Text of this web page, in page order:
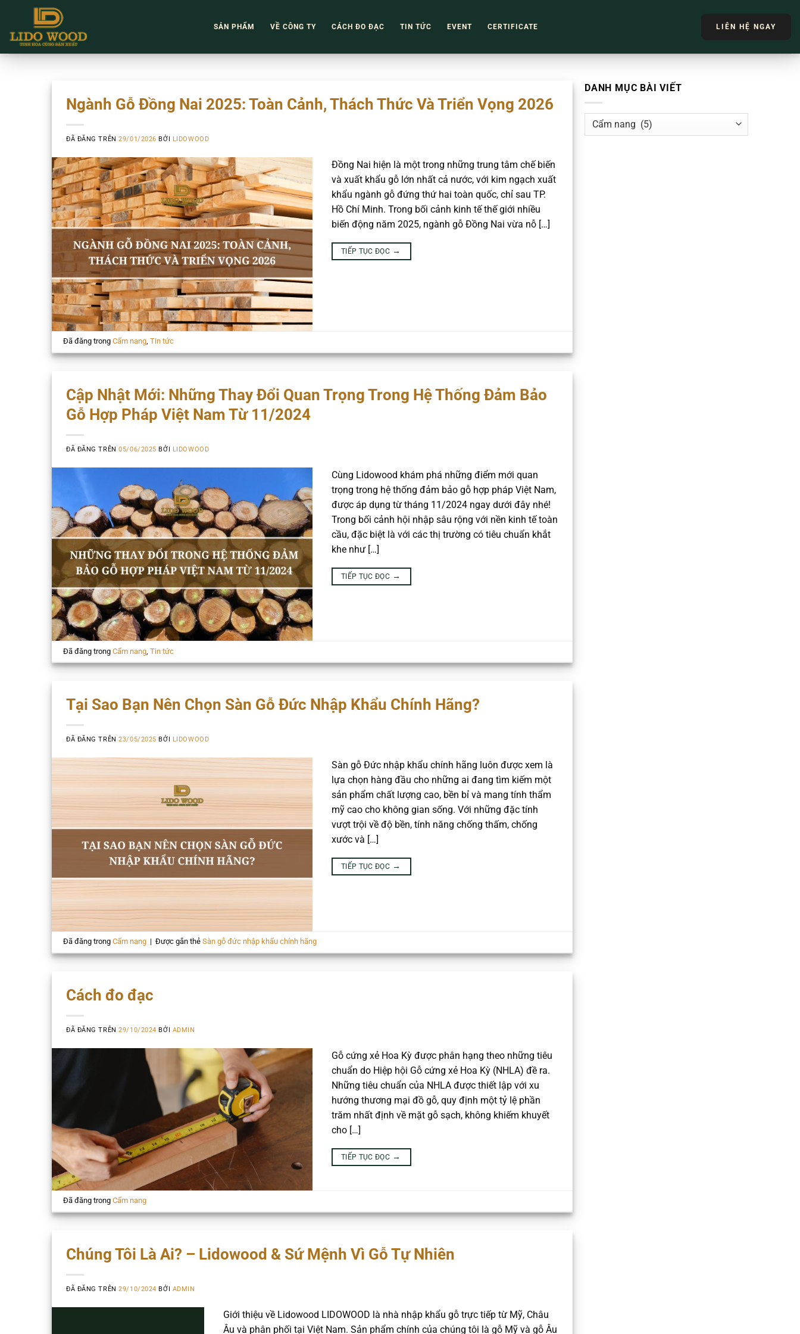
nội
dung
SẢN PHẨM VỀ CÔNG TY CÁCH ĐO ĐẠC TIN TỨC EVENT CERTIFICATE LIÊN HỆ NGAY
Ngành Gỗ Đồng Nai 2025: Toàn Cảnh, Thách Thức Và Triển Vọng 2026
ĐÃ ĐĂNG TRÊN29/01/2026 BỞI LIDOWOOD
Đồng Nai hiện là một trong những trung tâm chế biến
và xuất khẩu gỗ lớn nhất cả nước, với kim ngạch xuất
khẩu ngành gỗ đứng thứ hai toàn quốc, chỉ sau TP.
Hồ Chí Minh. Trong bối cảnh kinh tế thế giới nhiều
biến động năm 2025, ngành gỗ Đồng Nai vừa nỗ […]
TIẾP TỤC ĐỌC →
Đã đăng trongCẩm nang,Tin tức
Cập Nhật Mới: Những Thay Đổi Quan Trọng Trong Hệ Thống Đảm Bảo
Gỗ Hợp Pháp Việt Nam Từ 11/2024
ĐÃ ĐĂNG TRÊN05/06/2025 BỞI LIDOWOOD
Cùng Lidowood khám phá những điểm mới quan
trọng trong hệ thống đảm bảo gỗ hợp pháp Việt Nam,
được áp dụng từ tháng 11/2024 ngay dưới đây nhé!
Trong bối cảnh hội nhập sâu rộng với nền kinh tế toàn
cầu, đặc biệt là với các thị trường có tiêu chuẩn khắt
khe như […]
TIẾP TỤC ĐỌC →
Đã đăng trongCẩm nang ,Tin tức
Tại Sao Bạn Nên Chọn Sàn Gỗ Đức Nhập Khẩu Chính Hãng?
ĐÃ ĐĂNG TRÊN23/05/2025 BỞI LIDOWOOD
Sàn gỗ Đức nhập khẩu chính hãng luôn được xem là
lựa chọn hàng đầu cho những ai đang tìm kiếm một
sản phẩm chất lượng cao, bền bỉ và mang tính thẩm
mỹ cao cho không gian sống. Với những đặc tính
vượt trội về độ bền, tính năng chống thấm, chống
xước và […]
TIẾP TỤC ĐỌC →
Đã đăng trongCẩm nang | Được gắn thẻSàn gỗ đức nhập khẩu chính hãng
Cách đo đạc
ĐÃ ĐĂNG TRÊN29/10/2024 BỞI ADMIN
Gỗ cứng xẻ Hoa Kỳ được phân hạng theo những tiêu
chuẩn do Hiệp hội Gỗ cứng xẻ Hoa Kỳ (NHLA) đề ra.
Những tiêu chuẩn của NHLA được thiết lập với xu
hướng thương mại đồ gỗ, quy định một tỷ lệ phần
trăm nhất định về mặt gỗ sạch, không khiếm khuyết
cho […]
TIẾP TỤC ĐỌC →
Đã đăng trongCẩm nang
Chúng Tôi Là Ai? – Lidowood & Sứ Mệnh Vì Gỗ Tự Nhiên
ĐÃ ĐĂNG TRÊN29/10/2024 BỞI ADMIN
Giới thiệu về Lidowood LIDOWOOD là nhà nhập khẩu gỗ trực tiếp từ Mỹ, Châu
Âu và phân phối tại Việt Nam. Sản phẩm chính của chúng tôi là gỗ Mỹ và gỗ Âu
DANH MỤC BÀI VIẾT
DANH
MỤC